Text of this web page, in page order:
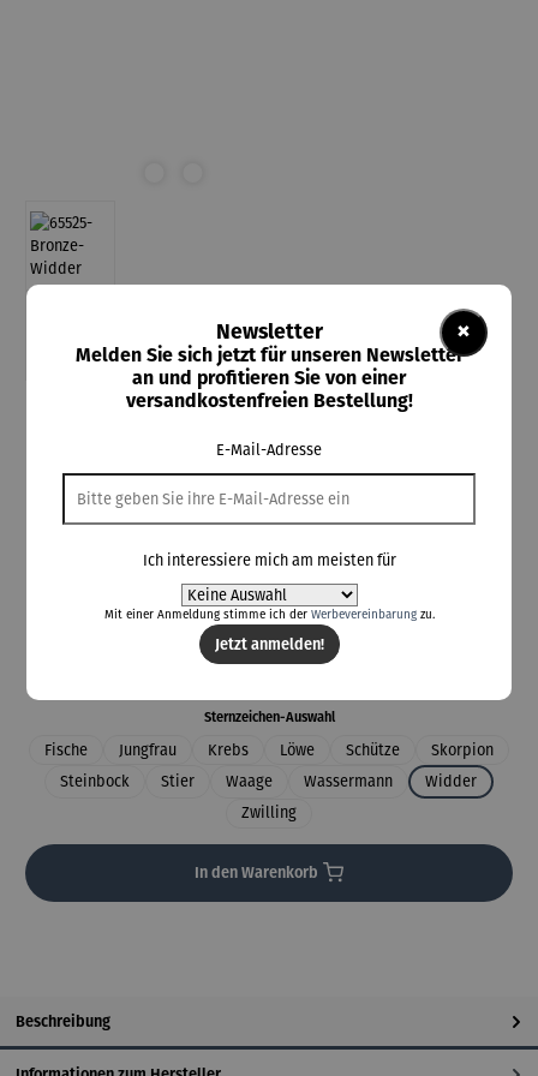
Bronzebild auf Schiefer "Sternzeichen"
44,95 €
Preise inkl. MwSt. zzgl. Versandkosten
Sternzeichen-Auswahlauswählen
Fische Jungfrau Krebs Löwe Schütze
Skorpion
Steinbock
Stier Waage Wassermann
Widder
Zwilling
In den Warenkorb
Beschreibung
×
Newsletter
Melden Sie sich jetzt für unseren Newsletter
an und profitieren Sie von einer
versandkostenfreien Bestellung!
E-Mail-Adresse
Ich interessiere mich am meisten für
Mit einer Anmeldung stimme ich der Werbevereinbarungzu.
Jetzt anmelden!